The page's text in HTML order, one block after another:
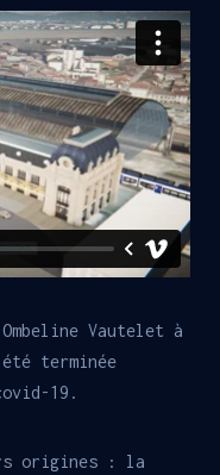
Vautelet à
terminée
19.
origines : la